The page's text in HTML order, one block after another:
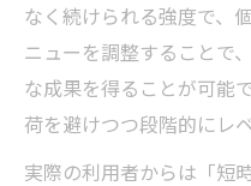
なく続けられる強度で、
ニューを調整することで
な成果を得ることが可能
荷を避けつつ段階的にレ
実際の利用者からは「短